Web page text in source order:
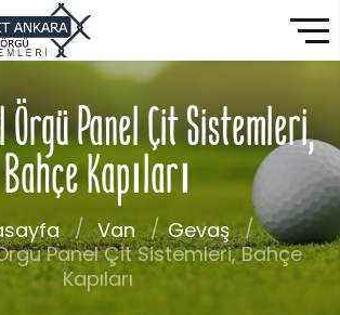
Panel Çit Sistemleri,
Bahçe Kapıları
Van
Gevaş
Panel Çit Sistemleri, Bahçe
Kapıları